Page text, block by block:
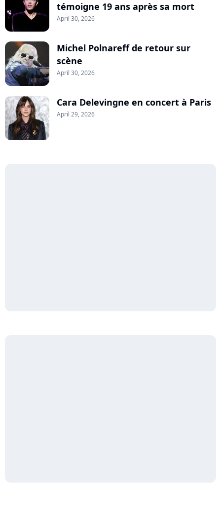
témoigne 19 ans après sa mort
April 30, 2026
Michel Polnareff de retour sur
scène
April 30, 2026
Cara Delevingne en concert à Paris
April 29, 2026